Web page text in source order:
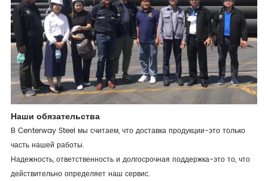
Наши обязательства
В Centerway Steel мы считаем, что доставка продукции-это только
часть нашей работы.
Надежность, ответственность и долгосрочная поддержка-это то, что
действительно определяет наш сервис.